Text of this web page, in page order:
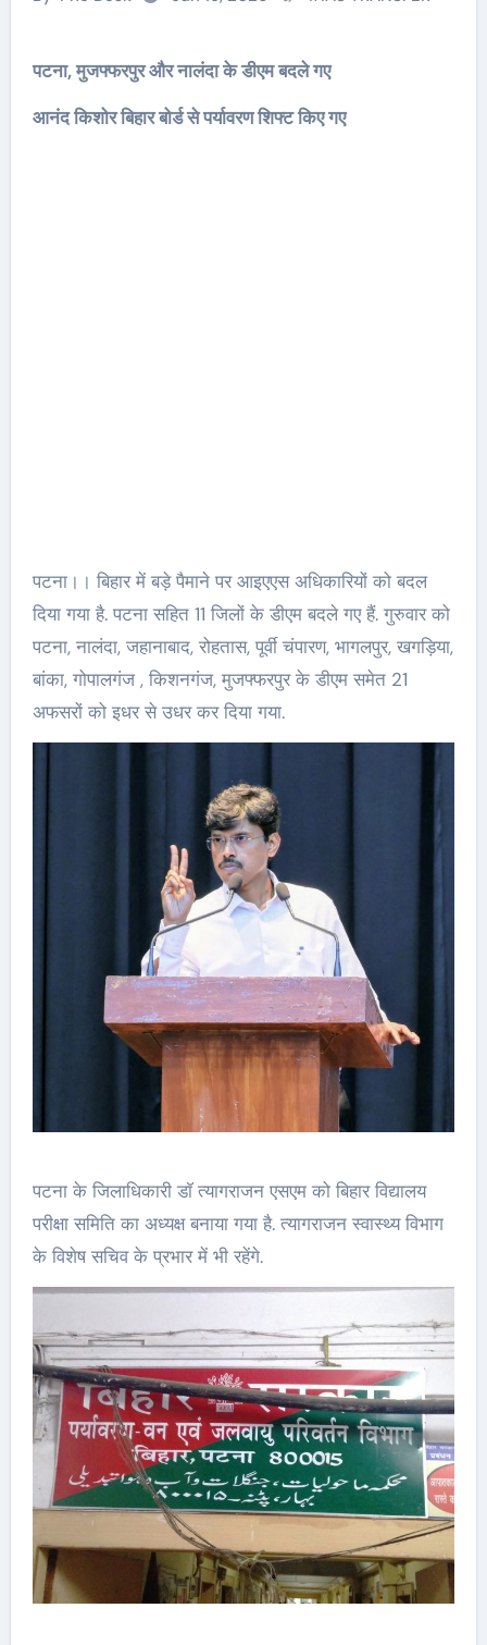
पटना, मुजफ्फरपुर और नालंदा के डीएम बदले गए
आनंद किशोर बिहार बोर्ड से पर्यावरण शिफ्ट किए गए
पटना।। बिहार में बड़े पैमाने पर आइएएस अधिकारियों को बदल
दिया गया है. पटना सहित 11 जिलों के डीएम बदले गए हैं. गुरुवार को
पटना, नालंदा, जहानाबाद, रोहतास, पूर्वी चंपारण, भागलपुर, खगड़िया,
बांका, गोपालगंज , किशनगंज, मुजफ्फरपुर के डीएम समेत 21
अफसरों को इधर से उधर कर दिया गया.
पटना के जिलाधिकारी डाॅ त्यागराजन एसएम को बिहार विद्यालय
परीक्षा समिति का अध्यक्ष बनाया गया है. त्यागराजन स्वास्थ्य विभाग
के विशेष सचिव के प्रभार में भी रहेंगे.